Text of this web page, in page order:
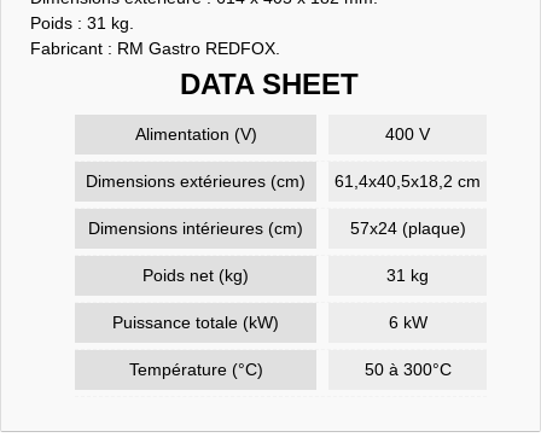
Poids : 31 kg.
Fabricant : RM Gastro REDFOX.
DATA SHEET
Alimentation (V) 400 V
Dimensions extérieures (cm) 61,4x40,5x18,2 cm
Dimensions intérieures (cm) 57x24 (plaque)
Poids net (kg) 31 kg
Puissance totale (kW) 6 kW
Température (°C) 50 à 300°C